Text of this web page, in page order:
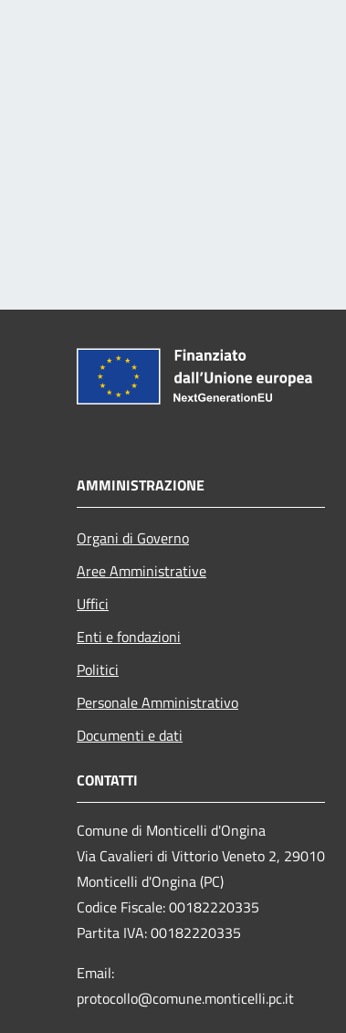
AMMINISTRAZIONE
Organi di Governo
Aree Amministrative
Uffici
Enti e fondazioni
Politici
Personale Amministrativo
Documenti e dati
CONTATTI
Comune di Monticelli d'Ongina
Via Cavalieri di Vittorio Veneto 2, 29010
Monticelli d'Ongina (PC)
Codice Fiscale: 00182220335
Partita IVA: 00182220335
Email:
protocollo@comune.monticelli.pc.it